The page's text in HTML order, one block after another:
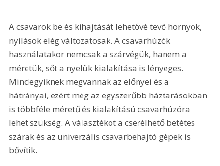
A csavarok be és kihajtását lehetővé tevő hornyok,
nyílások elég változatosak. A csavarhúzók
használatakor nemcsak a szárvégük, hanem a
méretük, sőt a nyelük kialakítása is lényeges.
Mindegyiknek megvannak az előnyei és a
hátrányai, ezért még az egyszerűbb háztarásokban
is többféle méretű és kialakítású csavarhúzóra
lehet szükség. A választékot a cserélhető betétes
szárak és az univerzális csavarbehajtó gépek is
bővítik.